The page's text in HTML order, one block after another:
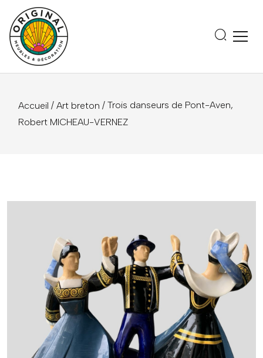
Accueil / Art breton / Trois danseurs de Pont-Aven,
Robert MICHEAU-VERNEZ